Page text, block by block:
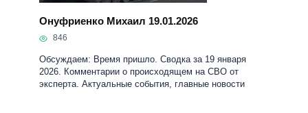
Онуфриенко Михаил 19.01.2026
846
Обсуждаем: Время пришло. Сводка за 19 января
2026. Комментарии о происходящем на СВО от
эксперта. Актуальные события, главные новости